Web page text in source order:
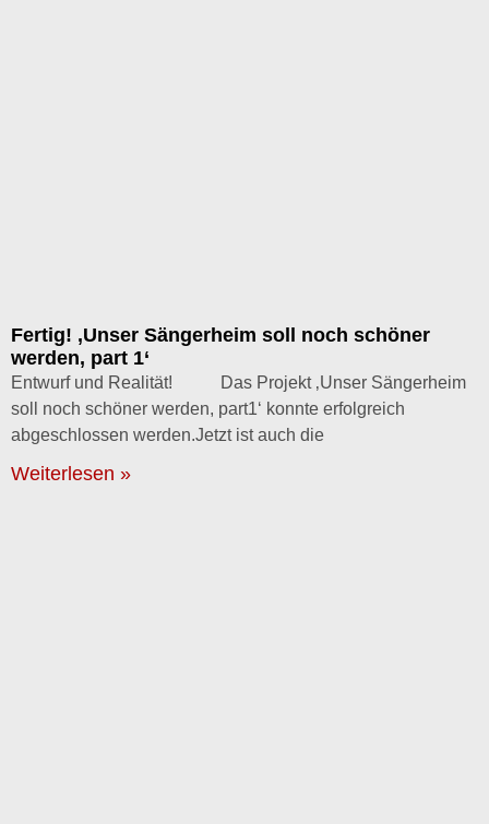
Fertig! ‚Unser Sängerheim soll noch schöner
werden, part 1‘
Entwurf und Realität! Das Projekt ‚Unser Sängerheim
soll noch schöner werden, part1‘ konnte erfolgreich
abgeschlossen werden.Jetzt ist auch die
Weiterlesen »